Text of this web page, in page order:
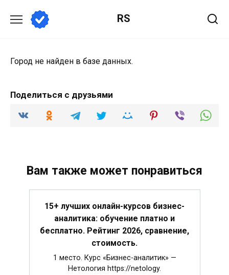
содержанию
RS
Город не найден в базе данных.
Поделиться с друзьями
Вам также может понравиться
15+ лучших онлайн-курсов бизнес-
аналитика: обучение платно и
бесплатно. Рейтинг 2026, сравнение,
стоимость.
1 место. Курс «Бизнес-аналитик» —
Нетология https://netology.